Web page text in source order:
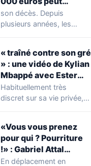
réserver une
mauvaise surprise à
son décès. Depuis
plusieurs années, les
concernant le seuil…
« traîné contre son gré
» : une vidéo de Kylian
Mbappé avec Ester
Expósito en Italie agite
la toile
Habituellement très
discret sur sa vie privée,
«Vous vous prenez
pour qui ? Pourriture
!» : Gabriel Attal
chahuté sur un
En déplacement en